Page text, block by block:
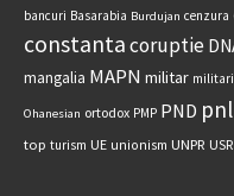
bancuri Basarabia Burdujan cenzura
constantacoruptie
mangalia MAPN militar militari
Ohanesian ortodox PMP PND pnl
top turism UE unionism UNPR USR